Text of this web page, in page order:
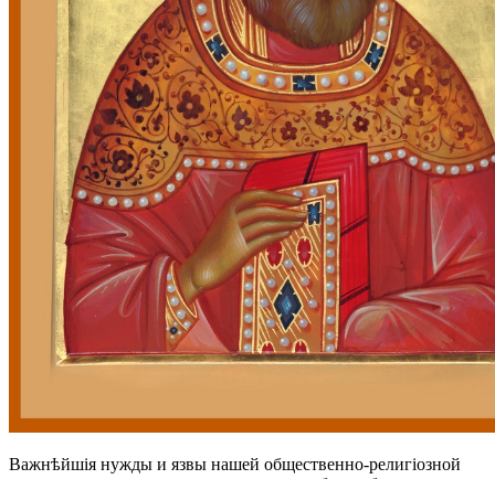
Важнѣйшія нужды и язвы нашей общественно-религіозной